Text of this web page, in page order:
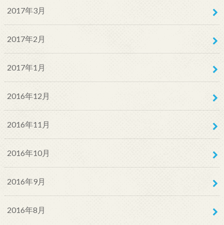
2017年3月
2017年2月
2017年1月
2016年12月
2016年11月
2016年10月
2016年9月
2016年8月